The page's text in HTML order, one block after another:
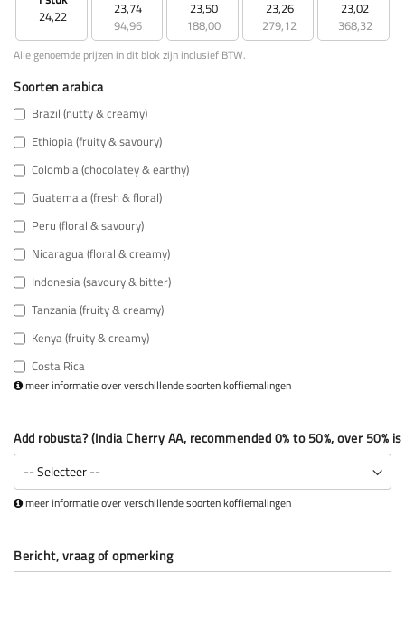
24,22
23,74
94,96
23,50
188,00
23,26
279,12
23,02
368,32
Alle genoemde prijzen in dit blok zijn inclusief BTW.
Soorten arabica
Brazil (nutty & creamy)
Ethiopia (fruity & savoury)
Colombia (chocolatey & earthy)
Guatemala (fresh & floral)
Peru (floral & savoury)
Nicaragua (floral & creamy)
Indonesia (savoury & bitter)
Tanzania (fruity & creamy)
Kenya (fruity & creamy)
Costa Rica
meer informatie over verschillende soorten koffiemalingen
Add robusta? (India Cherry AA, recommended 0% to 50%, over 50%
meer informatie over verschillende soorten koffiemalingen
Bericht, vraag of opmerking